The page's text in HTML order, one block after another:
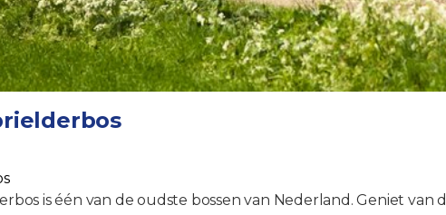
is één van de oudste bossen van Nederland. Geniet